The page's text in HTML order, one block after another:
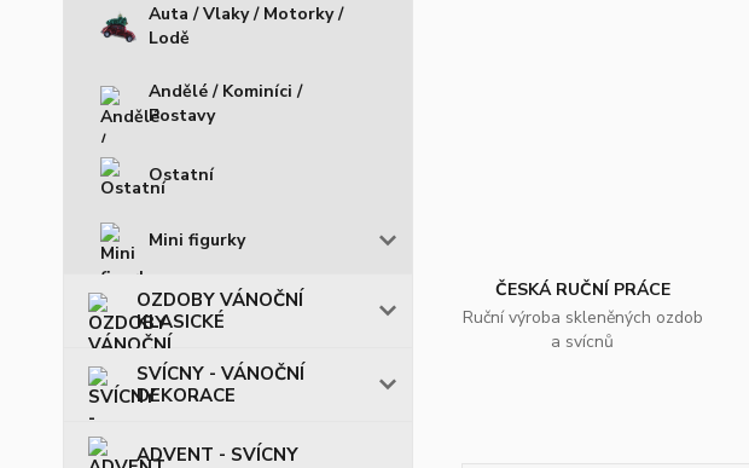
Auta / Vlaky / Motorky /
Lodě
Andělé / Kominíci /
Postavy
Ostatní
Mini figurky
OZDOBY VÁNOČNÍ
KLASICKÉ
SVÍCNY - VÁNOČNÍ
DEKORACE
ADVENT - SVÍCNY
ČESKÁ RUČNÍ PRÁCE
Ruční výroba skleněných ozdob
a svícnů